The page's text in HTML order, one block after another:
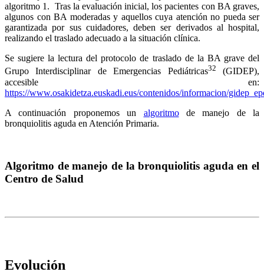
algoritmo 1. Tras la evaluación inicial, los pacientes con BA graves,
algunos con BA moderadas y aquellos cuya atención no pueda ser
garantizada por sus cuidadores, deben ser derivados al hospital,
realizando el traslado adecuado a la situación clínica.
Se sugiere la lectura del protocolo de traslado de la BA grave del
Grupo Interdisciplinar de Emergencias Pediátricas32
(GIDEP),
accesible en:
https://www.osakidetza.euskadi.eus/contenidos/informacion/
A continuación proponemos un algoritmode manejo de la
bronquiolitis aguda en Atención Primaria.
Algoritmo de manejo de la bronquiolitis aguda en el
Centro de Salud
Evolución